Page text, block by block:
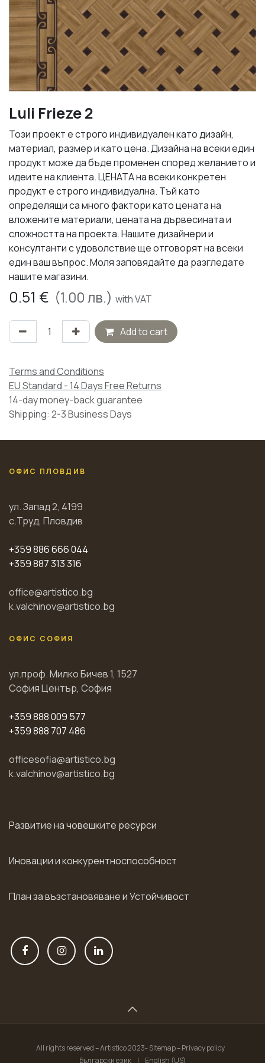
Luli Frieze 2
Този проект е строго индивидуален като дизайн,
материал, размер и като цена. Дизайна на всеки един
продукт може да бъде променен според желанието и
идеите на клиента. ЦЕНАТА на всеки конкретен
продукт е строго индивидуална. Тъй като
определящи са много фактори като цената на
вложените материали, цената на дървесината и
сложността на проекта. Нашите дизайнери и
консултанти с удоволствие ще отговорят на всеки
един ваш въпрос. Моля заповядайте да разгледате
нашите магазини.
0.51 € (1.00лв.) with VAT
Add to cart
Terms and Conditions
EU Standard - 14 Days Free Returns
14-day money-back guarantee
Shipping: 2-3 Business Days
ОФИС ПЛОВДИВ
ул. Запад 2, 4199
с.Труд, Пловдив
+359 886 666 044
+359 887 313 316
office@artistico.bg
k.valchinov@artistico.bg
ОФИС СОФИЯ
ул.проф. Милко Бичев 1, 1527
София Център, София
+359 888 009 577
+359 888 707 486
officesofia@artistico.bg
k.valchinov@artistico.bg
Развитие на човешките ресурси
Иновации и конкурентноспособност
План за възстановяване и Устойчивост
All rights reserved – Artistico 2023- Sitemap – Privacy policy
Български език
| English (US)